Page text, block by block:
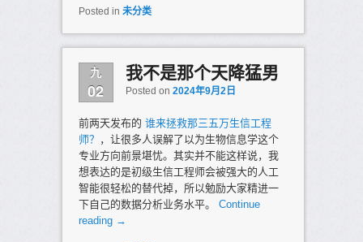
Posted in 未分类
九
02
我不是那个天降猛男
Posted on 2024年9月2日
前两天发布的 谁来拯救那三五万生信工程
师？ ，让很多人误解了以为生物信息学这个
专业方向前景堪忧。其实并不能这样说，我
想表达的是初级生信工程师会被强大的人工
智能很轻松的替代掉，所以勉励大家精进一
下自己的数据分析业务水平。 Continue
reading →